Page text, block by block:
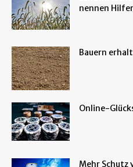
nennen
Bauern
Online-
Mehr Schutz